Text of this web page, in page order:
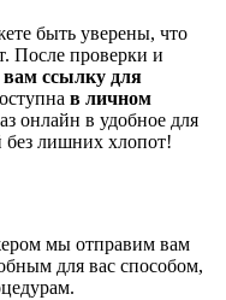
быть уверены, что
После проверки и
ссылку для
в личном
онлайн в удобное для
без лишних хлопот!
мы отправим вам
для вас способом,